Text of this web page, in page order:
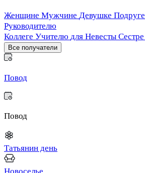
Женщине Мужчине Девушке Подруге
Руководителю
Коллеге Учителю для Невесты Сестре
Все получатели
Повод
Повод
Татьянин день
Новоселье